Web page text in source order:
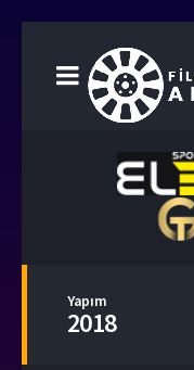
Yapım
2018